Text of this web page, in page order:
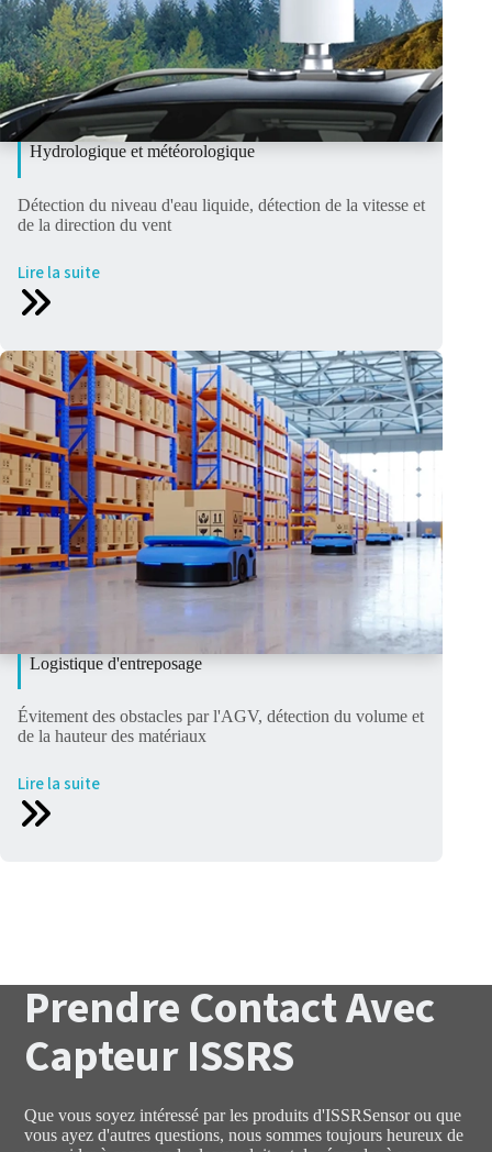
Hydrologique et météorologique
Détection du niveau d'eau liquide, détection de la vitesse et
de la direction du vent
Lire la suite
Logistique d'entreposage
Évitement des obstacles par l'AGV, détection du volume et
de la hauteur des matériaux
Lire la suite
Prendre Contact Avec
Capteur ISSRS
Que vous soyez intéressé par les produits d'ISSRSensor ou que
vous ayez d'autres questions, nous sommes toujours heureux de